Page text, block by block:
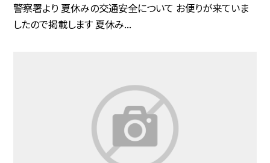
警察署より 夏休みの交通安全について お便りが来ていま
したので掲載します 夏休み...